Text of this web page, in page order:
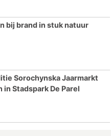
bij brand in stuk natuur
Sorochynska Jaarmarkt
in Stadspark De Parel